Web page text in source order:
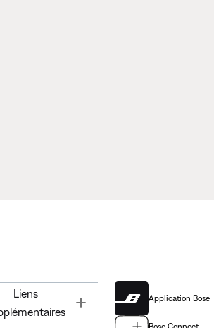
Liens
Application Bose